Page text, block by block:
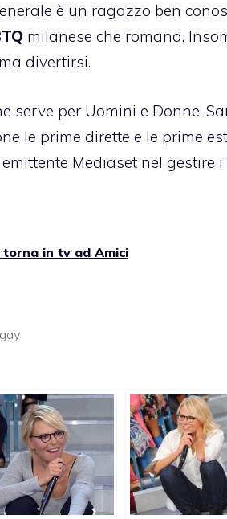
è un ragazzo ben
milanese che romana.
divertirsi.
serve per Uomini e Donne.
le prime dirette e le prime
Mediaset nel gestire
torna in tv ad Amici